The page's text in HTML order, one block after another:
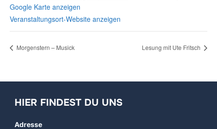
Google Karte anzeigen
Veranstaltungsort-Website anzeigen
Morgenstern – Musick Lesung mit Ute Fritsch
HIER FINDEST DU UNS
Adresse